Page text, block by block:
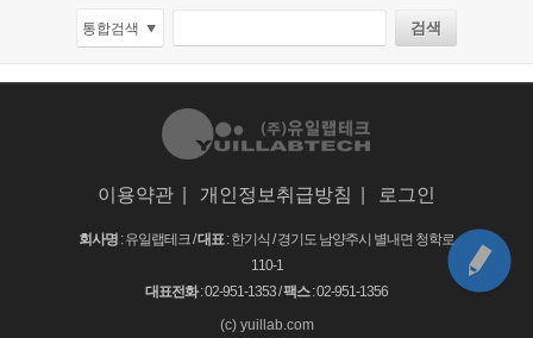
이용약관 개인정보취급방침 로그인
회사명 : 유일랩테크 /대표: 한기식 /경기도 남양주시 별내면 청학로
110-1
대표전화: 02-951-1353 /팩스: 02-951-1356
(c) yuillab.com